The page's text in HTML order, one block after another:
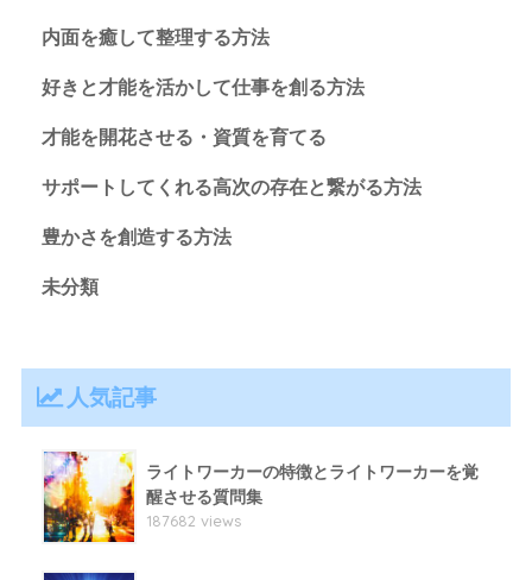
内面を癒して整理する方法
好きと才能を活かして仕事を創る方法
才能を開花させる・資質を育てる
サポートしてくれる高次の存在と繋がる方法
豊かさを創造する方法
未分類
人気記事
ライトワーカーの特徴とライトワーカーを覚
醒させる質問集
187682 views